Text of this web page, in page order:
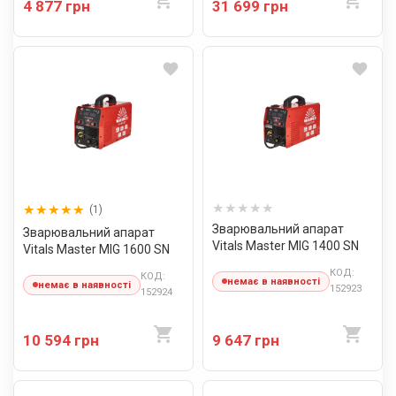
4 877 грн 31 699 грн
(1)
Зварювальний апарат
Vitals Master MIG 1600 SN
немає в наявності
КОД:
152924
10 594 грн
Зварювальний апарат
Vitals Master MIG 1400 SN
немає в наявності
КОД:
152923
9 647 грн